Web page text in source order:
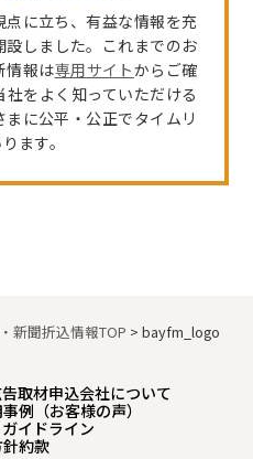
に立ち、有益な情報を充
しました。これまでのお
情報は専用サイトからご確
をよく知っていただける
に公平・公正でタイムリ
ます。
新聞折込情報TOP >bayfm_logo
取材申込会社について
例（お客様の声）
イドライン
約款